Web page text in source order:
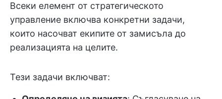
Всеки елемент от стратегическото
управление включва конкретни задачи,
които насочват екипите от замисъла до
реализацията на целите.
Тези задачи включват: